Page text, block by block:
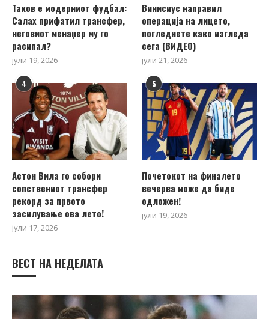
Таков е модерниот фудбал:
Салах прифатил трансфер,
неговиот менаџер му го
расипал?
јули 19, 2026
Винисиус направил
операција на лицето,
погледнете како изгледа
сега (ВИДЕО)
јули 21, 2026
4
Астон Вила го собори
сопствениот трансфер
рекорд за првото
засилување ова лето!
јули 17, 2026
5
Почетокот на финалето
вечерва може да биде
одложен!
јули 19, 2026
ВЕСТ НА НЕДЕЛАТА